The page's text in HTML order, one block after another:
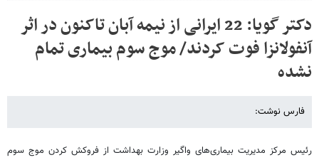
دکتر گویا: 22 ایرانی از نیمه آبان تاکنون در اثر
آنفولانزا فوت کردند/ موج سوم بیماری تمام
نشده
فارس نوشت:
رئیس مرکز مدیریت بیماری‌های واگیر وزارت بهداشت از فروکش کردن موج سوم